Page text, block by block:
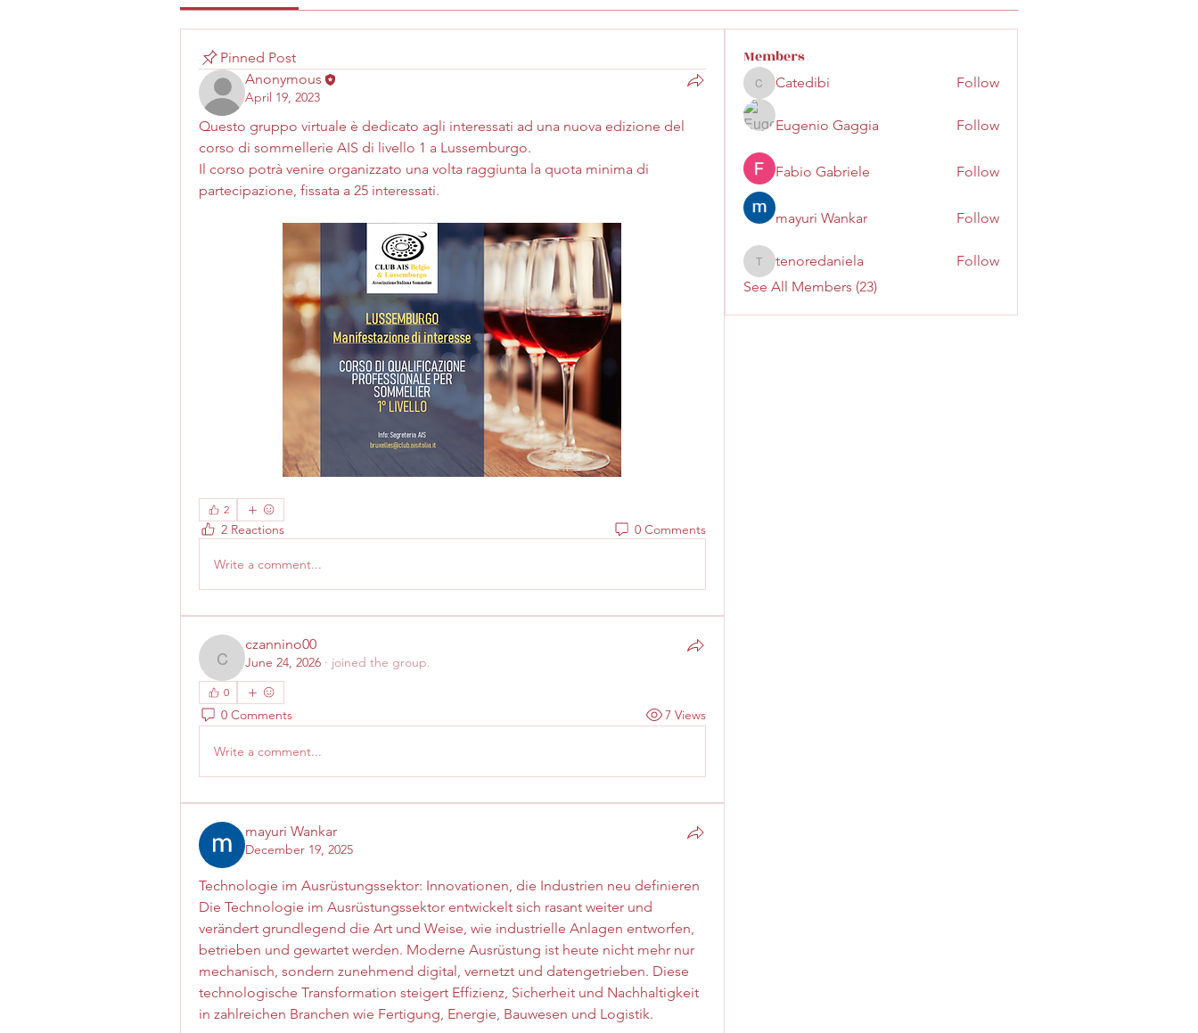
Pinned Post
Anonymous
April 19, 2023
Questo gruppo virtuale è dedicato agli interessati ad una nuova edizione del
corso di sommellerie AIS di livello 1 a Lussemburgo.
Il corso potrà venire organizzato una volta raggiunta la quota minima di
partecipazione, fissata a 25 interessati.
2
2 Reactions 0 Comments
Write a comment...
czannino00
czannino00
June 24, 2026 · joined the group.
0
0 Comments 7 Views
Write a comment...
mayuri Wankar
December 19, 2025
Technologie im Ausrüstungssektor: Innovationen, die Industrien neu definieren
Die Technologie im Ausrüstungssektor entwickelt sich rasant weiter und
verändert grundlegend die Art und Weise, wie industrielle Anlagen entworfen,
betrieben und gewartet werden. Moderne Ausrüstung ist heute nicht mehr nur
mechanisch, sondern zunehmend digital, vernetzt und datengetrieben. Diese
technologische Transformation steigert Effizienz, Sicherheit und Nachhaltigkeit
in zahlreichen Branchen wie Fertigung, Energie, Bauwesen und Logistik.
Members
Catedibi
Catedibi Follow
Eugenio Gaggia Follow
Fabio Gabriele Follow
mayuri Wankar Follow
tenoredaniela
tenoredaniela
Follow
See All Members (23)